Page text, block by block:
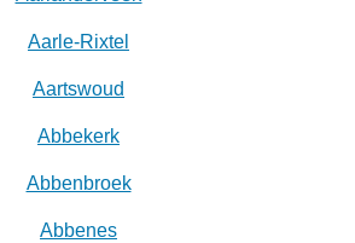
Aarle-Rixtel
Aartswoud
Abbekerk
Abbenbroek
Abbenes